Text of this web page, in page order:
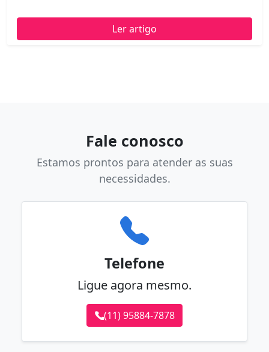
Ler artigo
Fale conosco
Estamos prontos para atender as suas
necessidades.
Telefone
Ligue agora mesmo.
(11) 95884-7878